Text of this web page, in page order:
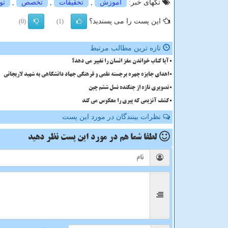
تگهای خبر: آموزش تحقیقات تخصص
این پست را می پسندید؟ (1)
(0)
تازه ترین مطالب مرتبط
آیا کتاب خواندن مغز انسان را تغییر می دهد؟
اهدای جایزه چهره برجسته علمی و فرهنگی جهاد دانشگاهی به شهید لاریجانی
تصویری تازه از جنگنده نسل ششم چین
کشف آنزیمی که پیری را معکوس می کند
نظرات بینندگان در مورد این پست
لطفا شما هم در مورد این پست نظر دهید